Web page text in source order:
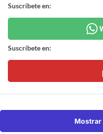
Suscríbete en:
Suscríbete en:
Mostrar